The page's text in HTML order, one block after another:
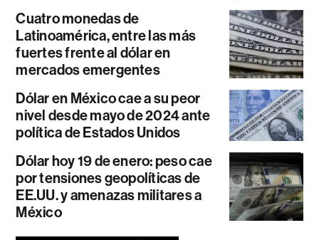
Cuatro monedas de
Latinoamérica, entre las más
fuertes frente al dólar en
mercados emergentes
Dólar en México cae a su peor
nivel desde mayo de 2024 ante
política de Estados Unidos
Dólar hoy 19 de enero: peso cae
por tensiones geopolíticas de
EE.UU. y amenazas militares a
México